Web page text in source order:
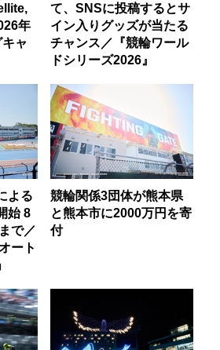
年
ャ
て、SNSに投稿するとサ
イン入りグッズが当たる
チャンス／『競輪ワール
ドシリーズ2026』
よる
始 8
で／
ート
競輪関係3団体が熊本県
と熊本市に2000万円を寄
付